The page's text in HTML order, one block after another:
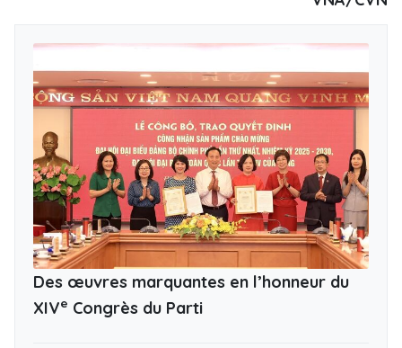
Des œuvres marquantes en l’honneur du
XIVe Congrès du Parti